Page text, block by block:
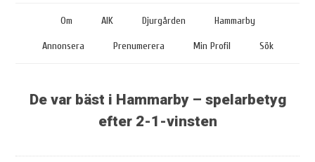
Om AIK Djurgården Hammarby
Annonsera Prenumerera Min Profil Sök
De var bäst i Hammarby – spelarbetyg
efter 2-1-vinsten